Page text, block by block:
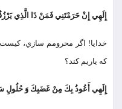
إِلَهِي إِنْ حَرَمْتَنِي فَمَنْ ذَا الَّذِي
خدایا! اگر محرومم سازي،
كه ياريم كند؟
إِلَهِي أَعُوذُ بِكَ مِنْ غَضَبِكَ وَ